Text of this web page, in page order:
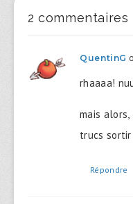
2 commentaires
QuentinG
rhaaaa!
mais
trucs sortir
Répondre